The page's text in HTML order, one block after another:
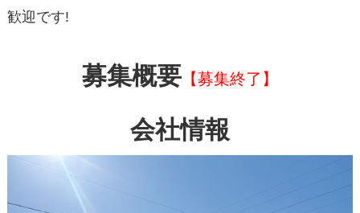
歓迎です!
募集概要【募集終了】
会社情報